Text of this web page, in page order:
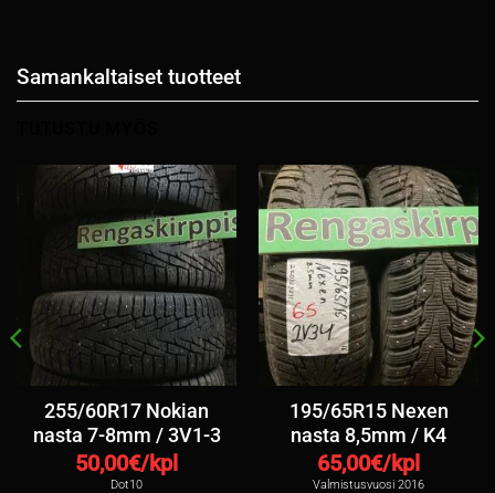
Samankaltaiset tuotteet
255/60R17 Nokian
nasta 7-8mm / 3V1-3
50,00€/kpl
Dot10
195/65R15 Nexen
nasta 8,5mm / K4
65,00€/kpl
Valmistusvuosi 2016